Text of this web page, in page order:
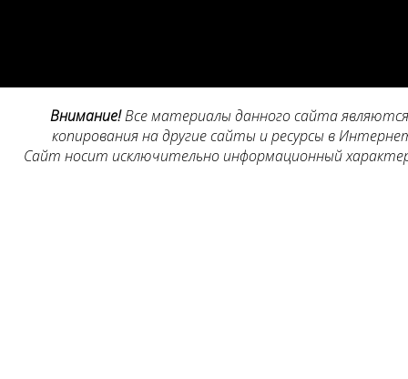
Внимание!Все материалы данного сайта
копирования на другие сайты и ресурсы в
Сайт носит исключительно информационный